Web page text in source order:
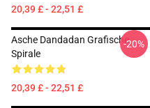
20,39 £ - 22,51 £
Asche Dandadan Grafische
Spirale
20,39 £ - 22,51 £
-20%